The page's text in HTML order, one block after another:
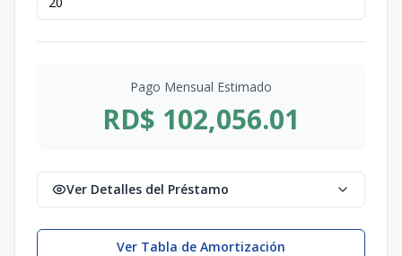
Pago Mensual Estimado
RD$ 102,056.01
Ver Detalles del Préstamo
Ver Tabla de Amortización